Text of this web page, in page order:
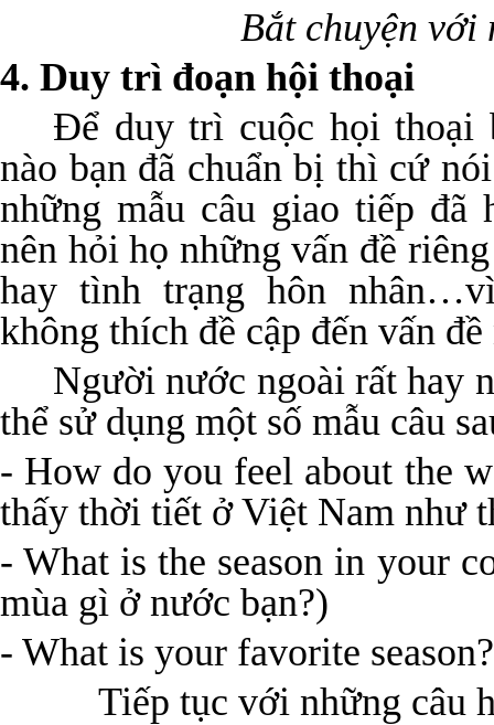
Bắt chuyện
4. Duy trì đoạn hội thoại
Để duy trì cuộc họi thoại
nào bạn đã chuẩn bị thì cứ
những mẫu câu giao tiếp
nên hỏi họ những vấn đề
hay tình trạng hôn
không thích đề cập đến vấn đề
Người nước ngoài rất hay
thể sử dụng một số mẫu câu
- How do you feel about the
thấy thời tiết ở Việt Nam như
- What is the season in your
mùa gì ở nước bạn?)
- What is your favorite
Tiếp tục với những câu